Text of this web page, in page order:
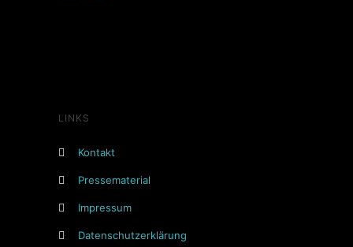
LINKS
Kontakt
Pressematerial
Impressum
Datenschutzerklärung